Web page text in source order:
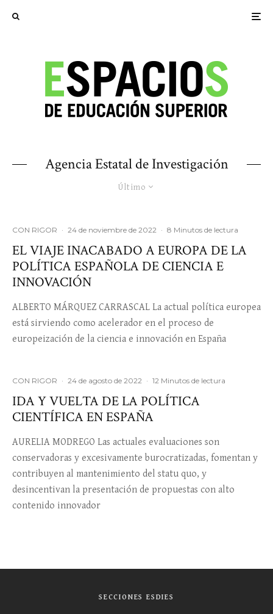
Agencia Estatal de Investigación
Último
CON RIGOR · 24 de noviembre de 2022 · 8 Minutos de lectura
EL VIAJE INACABADO A EUROPA DE LA
POLÍTICA ESPAÑOLA DE CIENCIA E
INNOVACIÓN
ALBERTO MÁRQUEZ CARRASCAL La actual política europea
está sirviendo como acelerador en el proceso de
europeización de la ciencia e innovación en España
CON RIGOR · 24 de agosto de 2022 · 12 Minutos de lectura
IDA Y VUELTA DE LA POLÍTICA
CIENTÍFICA EN ESPAÑA
AURELIA MODREGO Las actuales evaluaciones son
conservadoras y excesivamente burocratizadas, fomentan y
contribuyen al mantenimiento del statu quo, y
desincentivan la presentación de propuestas con alto
contenido innovador
SECCIONES ESDIES